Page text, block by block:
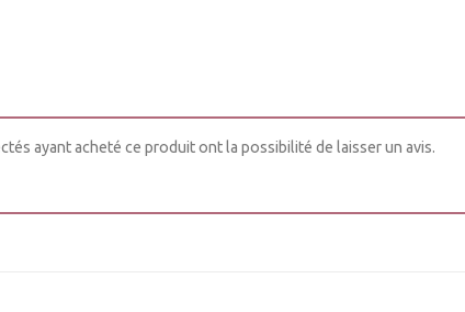
ayant acheté ce produit ont la possibilité de laisser un avis.